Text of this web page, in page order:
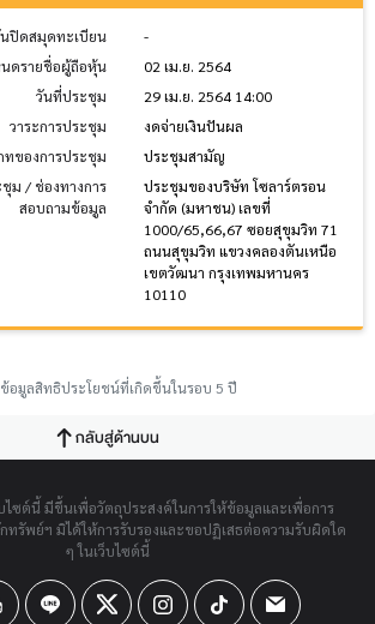
ปิดสมุดทะเบียน
-
ดรายชื่อผู้ถือหุ้น
02 เม.ย. 2564
วันที่ประชุม
29 เม.ย. 2564 14:00
วาระการประชุม
งดจ่ายเงินปันผล
ทของการประชุม
ประชุมสามัญ
ม / ช่องทางการ
สอบถามข้อมูล
ประชุมของบริษัท โซลาร์ตรอน
จำกัด (มหาชน) เลขที่
1000/65,66,67 ซอยสุขุมวิท 71
ถนนสุขุมวิท แขวงคลองตันเหนือ
เขตวัฒนา กรุงเทพมหานคร
10110
อมูลสิทธิประโยชน์ที่เกิดขึ้นในรอบ 5 ปี
กลับสู่ด้านบน
ซต์นี้ มีขึ้นเพื่อวัตถุประสงค์ในการให้ข้อมูลและเพื่อการ
ทรัพย์ฯ มิได้ให้การรับรองและขอปฏิเสธต่อความรับผิดใด
ๆ ในเว็บไซต์นี้